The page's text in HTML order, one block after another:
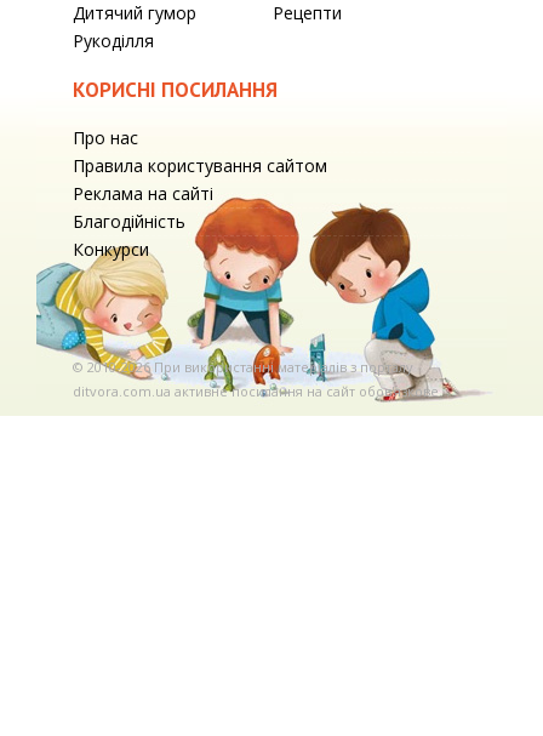
Дитячий гумор
Рецепти
Рукоділля
КОРИСНІ ПОСИЛАННЯ
Про нас
Правила користування сайтом
Реклама на сайті
Благодійність
Конкурси
© 2010-2026 При використаннi матерiалiв з порталу
ditvora.com.ua активне посилання на сайт обов'язкове. .